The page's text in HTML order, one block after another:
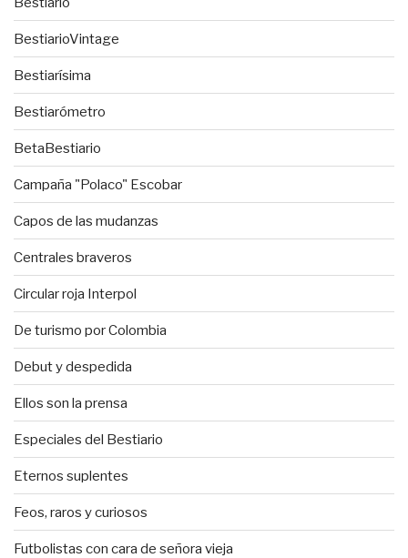
BestiarioVintage
Bestiarísima
Bestiarómetro
BetaBestiario
Campaña "Polaco" Escobar
Capos de las mudanzas
Centrales braveros
Circular roja Interpol
De turismo por Colombia
Debut y despedida
Ellos son la prensa
Especiales del Bestiario
Eternos suplentes
Feos, raros y curiosos
Futbolistas con cara de señora vieja